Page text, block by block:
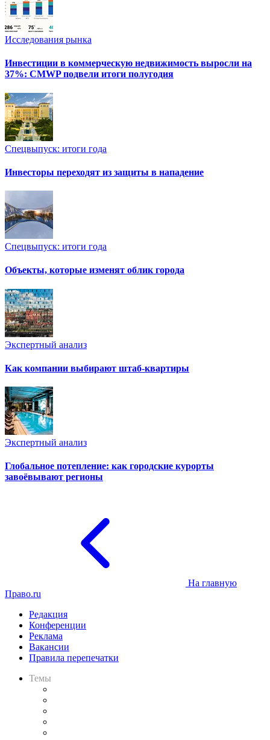
Исследования рынка
Инвестиции в коммерческую недвижимость выросли на
37%: CMWP подвели итоги полугодия
Спецвыпуск: итоги года
Инвесторы переходят из защиты в нападение
Спецвыпуск: итоги года
Объекты, которые изменят облик города
Экспертный анализ
Как компании выбирают штаб-квартиры
Экспертный анализ
Глобальное потепление: как городские курорты
завоёвывают регионы
На главную
Право.ru
Редакция
Конференции
Реклама
Вакансии
Правила перепечатки
Темы